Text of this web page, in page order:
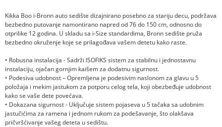
Kikka Boo i-Bronn auto sedište dizajnirano posebno za stariju decu, podržava
bezbedno putovanje namontirano napred od 76 do 150 cm, odnosno do
otprilike 12 godina. U skladu sa i-Size standardima, Bronn sedište pruža
bezbedno okruženje koje se prilagođava vašem detetu kako raste.
• Robusna instalacija - Sadrži ISOFIKS sistem za stabilnu i jednostavnu
instalaciju, ojačan gornjim kaišem za dodatnu sigurnost.
• Podesiva udobnost – Opremljena je podesivim naslonom za glavu u 5
položaja i mekim jastukom za potporu celog tela, koji obezbeđuje udobnost
kako se vaše dete povećava.
• Dokazana sigurnost - Uključuje sistem pojaseva u 5 tačaka sa udobnim
jastučićima za ramena i jednom rukom za podešavanje, što olakšava
pričvršćivanje vašeg deteta u sedištu.